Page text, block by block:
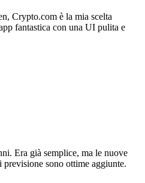
Crypto.com è la mia scelta
fantastica con una UI pulita e
Era già semplice, ma le nuove
sono ottime aggiunte.